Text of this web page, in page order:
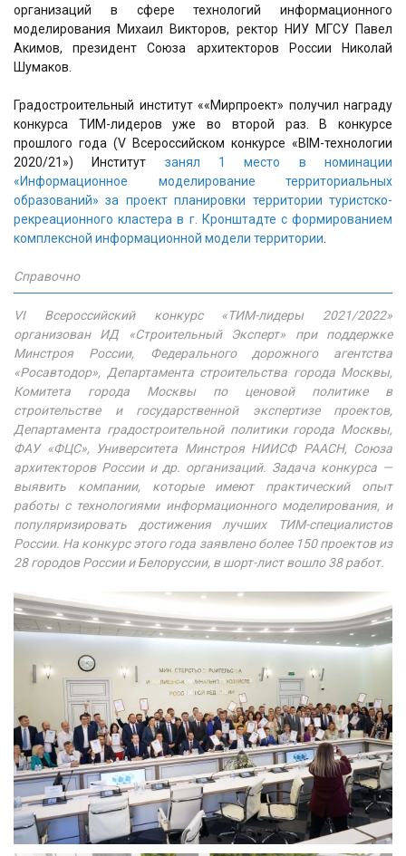
организаций в сфере технологий информационного
моделирования Михаил Викторов, ректор НИУ МГСУ Павел
Акимов, президент Союза архитекторов России Николай
Шумаков.
Градостроительный институт ««Мирпроект» получил награду
конкурса ТИМ-лидеров уже во второй раз. В конкурсе
прошлого года (V Всероссийском конкурсе «BIM-технологии
2020/21») Институт занял 1 место в номинации
«Информационное моделирование территориальных
образований» за проект планировки территории туристско-
рекреационного кластера в г. Кронштадте с формированием
комплексной информационной модели территории.
Справочно
VI Всероссийский конкурс «ТИМ-лидеры 2021/2022»
организован ИД «Строительный Эксперт» при поддержке
Минстроя России, Федерального дорожного агентства
«Росавтодор», Департамента строительства города Москвы,
Комитета города Москвы по ценовой политике в
строительстве и государственной экспертизе проектов,
Департамента градостроительной политики города Москвы,
ФАУ «ФЦС», Университета Минстроя НИИСФ РААСН, Союза
архитекторов России и др. организаций. Задача конкурса —
выявить компании, которые имеют практический опыт
работы с технологиями информационного моделирования, и
популяризировать достижения лучших ТИМ-специалистов
России. На конкурс этого года заявлено более 150 проектов из
28 городов России и Белоруссии, в шорт-лист вошло 38 работ.